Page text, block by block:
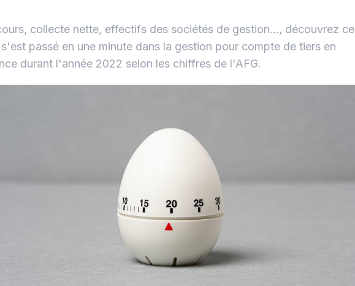
collecte nette, effectifs des sociétés de gestion..., découvrez ce
passé en une minute dans la gestion pour compte de tiers en
durant l'année 2022 selon les chiffres de l'AFG.